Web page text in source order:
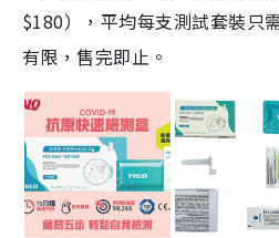
$180），平均每支測試套裝只
有限，售完即止。